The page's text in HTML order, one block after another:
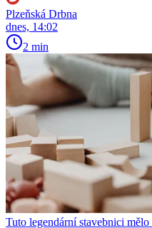
Plzeňská Drbna
dnes, 14:02
2 min
Tuto legendární stavebnici